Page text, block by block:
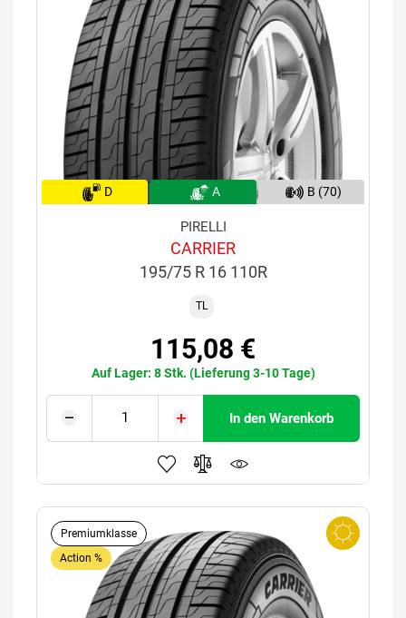
D A B (70)
PIRELLI
CARRIER
195/75 R 16 110R
TL
115,08 €
Auf Lager: 8 Stk. (Lieferung 3-10 Tage)
In den Warenkorb
Premiumklasse
Action %